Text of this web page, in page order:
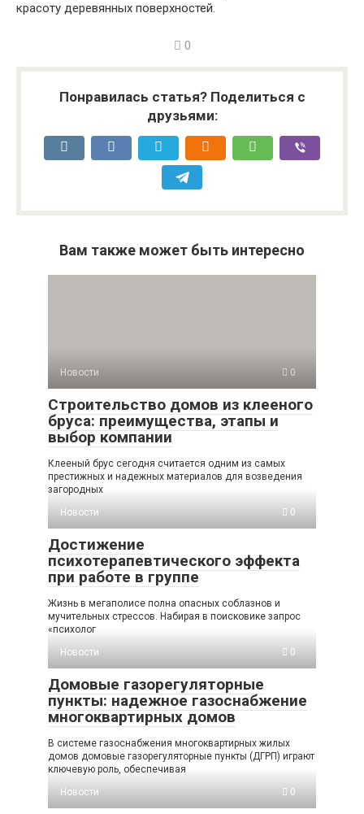
красоту деревянных поверхностей.
0
Понравилась статья? Поделиться с
друзьями:
Вам также может быть интересно
Новости 0
Строительство домов из клееного
бруса: преимущества, этапы и
выбор компании
Клееный брус сегодня считается одним из самых
престижных и надежных материалов для возведения
загородных
Новости
0
Достижение
психотерапевтического эффекта
при работе в группе
Жизнь в мегаполисе полна опасных соблазнов и
мучительных стрессов. Набирая в поисковике запрос
«психолог
Новости
0
Домовые газорегуляторные
пункты: надежное газоснабжение
многоквартирных домов
В системе газоснабжения многоквартирных жилых
домов домовые газорегуляторные пункты (ДГРП) играют
ключевую роль, обеспечивая
Новости
0